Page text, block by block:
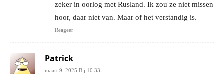
zeker in oorlog met Rusland. Ik zou ze niet missen
hoor, daar niet van. Maar of het verstandig is.
Reageer
Patrick
maart 9, 2025 Bij 10:33